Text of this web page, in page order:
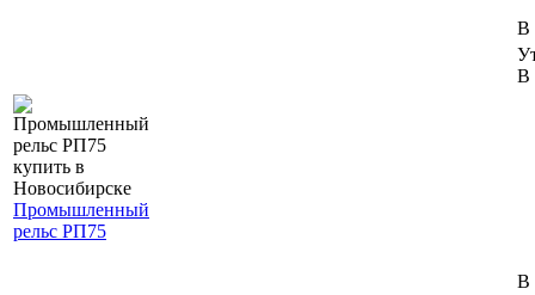
В
Промышленный
рельс РП75
В
В